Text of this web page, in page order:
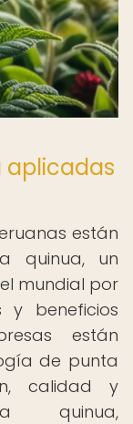
aplicadas
están
quinua, un
mundial por
y beneficios
están
de punta
calidad y
quinua,